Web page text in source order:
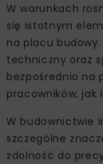
W warunkach
się istotnym
na placu
techniczny oraz
bezpośrednio na
pracowników,
W budownictwie
szczególne
zdolność do